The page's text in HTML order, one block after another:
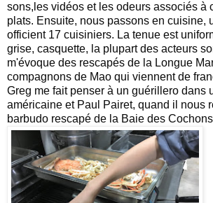
sons,les vidéos et les odeurs associés à
plats. Ensuite, nous passons en cuisine,
officient 17 cuisiniers. La tenue est
grise, casquette, la plupart des acteurs
m'évoque des rescapés de la Longue
compagnons de Mao qui viennent de
Greg me fait penser à un guérillero dans
américaine et Paul Pairet, quand il nous
barbudo rescapé de la Baie des